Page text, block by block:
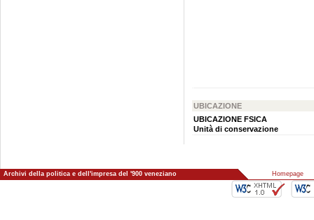
UBICAZIONE
UBICAZIONE FSICA
Unità di conservazione
Archivi della politica e dell'impresa del '900 veneziano Homepage